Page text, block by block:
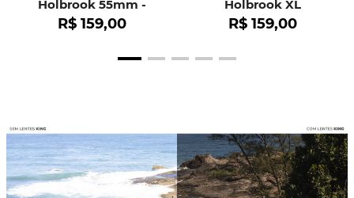
Holbrook 55mm -
OO9102
R$ 159,00
Holbrook XL
R$ 159,00